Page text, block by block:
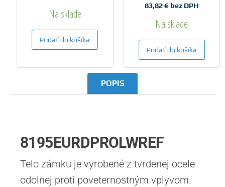
Na sklade
Pridať do košíka
83,82€bez DPH
Na sklade
Pridať do košíka
POPIS
8195EURDPROLWREF
Telo zámku je vyrobené z tvrdenej ocele
odolnej proti poveternostným vplyvom.